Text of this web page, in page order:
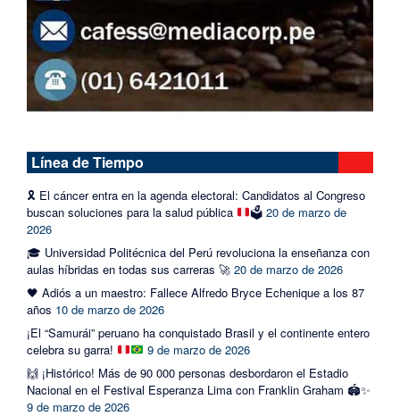
Línea de Tiempo
🎗️ El cáncer entra en la agenda electoral: Candidatos al Congreso
buscan soluciones para la salud pública
🗳️ 20 de marzo de
2026
🎓 Universidad Politécnica del Perú revoluciona la enseñanza con
aulas híbridas en todas sus carreras 🚀 20 de marzo de 2026
🖤 Adiós a un maestro: Fallece Alfredo Bryce Echenique a los 87
años 10 de marzo de 2026
¡El “Samurái” peruano ha conquistado Brasil y el continente entero
celebra su garra!
9 de marzo de 2026
🙌 ¡Histórico! Más de 90 000 personas desbordaron el Estadio
Nacional en el Festival Esperanza Lima con Franklin Graham 🏟️✨
9 de marzo de 2026